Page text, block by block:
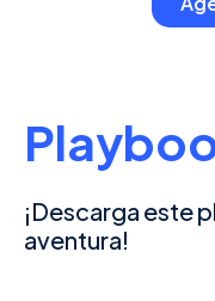
¡Descarga este
aventura!